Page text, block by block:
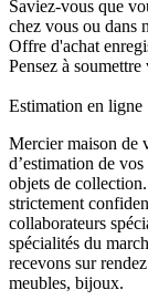
Saviez-vous que
chez vous ou dans
Offre d'achat
Pensez à
Estimation en ligne
Mercier maison de
d’estimation de
objets de
strictement
collaborateurs
spécialités du
recevons sur
meubles, bijoux.